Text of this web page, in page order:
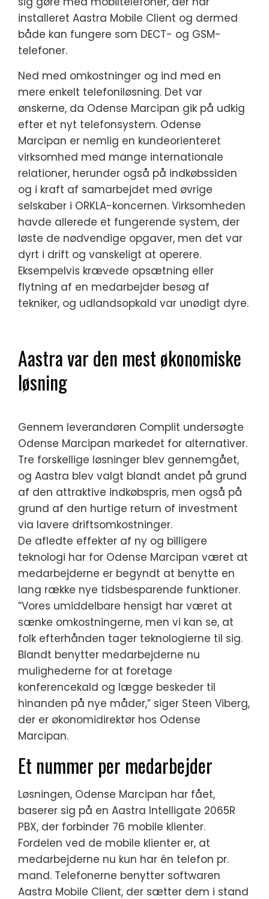
installeret Aastra Mobile Client og dermed
både kan fungere som DECT- og GSM-
telefoner.
Ned med omkostninger og ind med en
mere enkelt telefoniløsning. Det var
ønskerne, da Odense Marcipan gik på udkig
efter et nyt telefonsystem. Odense
Marcipan er nemlig en kundeorienteret
virksomhed med mange internationale
relationer, herunder også på indkøbssiden
og i kraft af samarbejdet med øvrige
selskaber i ORKLA-koncernen. Virksomheden
havde allerede et fungerende system, der
løste de nødvendige opgaver, men det var
dyrt i drift og vanskeligt at operere.
Eksempelvis krævede opsætning eller
flytning af en medarbejder besøg af
tekniker, og udlandsopkald var unødigt dyre.
Aastra var den mest økonomiske
løsning
Gennem leverandøren Complit undersøgte
Odense Marcipan markedet for alternativer.
Tre forskellige løsninger blev gennemgået,
og Aastra blev valgt blandt andet på grund
af den attraktive indkøbspris, men også på
grund af den hurtige return of investment
via lavere driftsomkostninger.
De afledte effekter af ny og billigere
teknologi har for Odense Marcipan været at
medarbejderne er begyndt at benytte en
lang række nye tidsbesparende funktioner.
”Vores umiddelbare hensigt har været at
sænke omkostningerne, men vi kan se, at
folk efterhånden tager teknologierne til sig.
Blandt benytter medarbejderne nu
mulighederne for at foretage
konferencekald og lægge beskeder til
hinanden på nye måder,” siger Steen Viberg,
der er økonomidirektør hos Odense
Marcipan.
Et nummer per medarbejder
Løsningen, Odense Marcipan har fået,
baserer sig på en Aastra Intelligate 2065R
PBX, der forbinder 76 mobile klienter.
Fordelen ved de mobile klienter er, at
medarbejderne nu kun har én telefon pr.
mand. Telefonerne benytter softwaren
Aastra Mobile Client, der sætter dem i stand